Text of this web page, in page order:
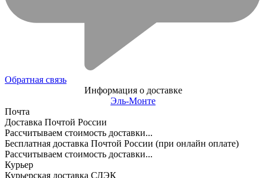
Обратная связь
Информация о доставке
Эль-Монте
Почта
Доставка Почтой России
Рассчитываем стоимость доставки...
Бесплатная доставка Почтой России (при онлайн оплате)
Рассчитываем стоимость доставки...
Курьер
Курьерская доставка СДЭК